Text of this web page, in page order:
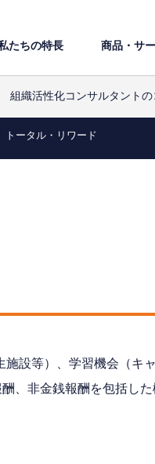
たちの特⻑ 商品・サ
組織活性化コンサルタントの
トータル・リワード
設等）、学習機会（
、非金銭報酬を包括し